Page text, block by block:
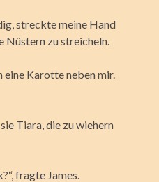
streckte meine Hand
Nüstern zu streicheln.
eine Karotte neben mir.
sie Tiara, die zu wiehern
fragte James.